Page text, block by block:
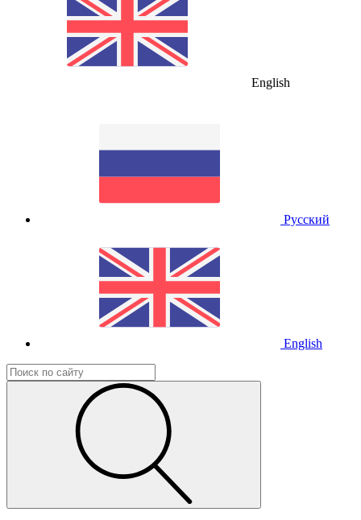
English
Русский
English